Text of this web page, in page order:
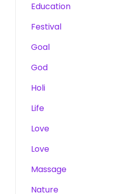
Education
Festival
Goal
God
Holi
Life
Love
Love
Massage
Nature